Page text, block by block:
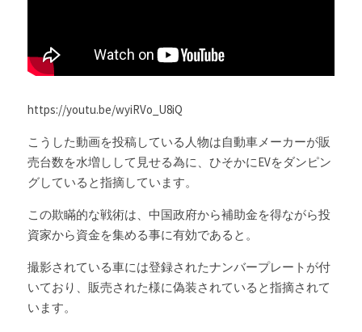
https://youtu.be/wyiRVo_U8iQ
こうした動画を投稿している人物は自動車メーカーが販
売台数を水増しして見せる為に、ひそかにEVをダンピン
グしていると指摘しています。
この欺瞞的な戦術は、中国政府から補助金を得ながら投
資家から資金を集める事に有効であると。
撮影されている車には登録されたナンバープレートが付
いており、販売された様に偽装されていると指摘されて
います。